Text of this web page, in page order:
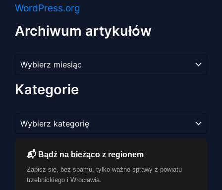
WordPress.org
Archiwum artykułów
artykułów
Kategorie
📬 Bądź na bieżąco z regionem
Zapisz się, bez spamu, tylko ważne sprawy z powiatu
trzebnickiego i Wrocławia.